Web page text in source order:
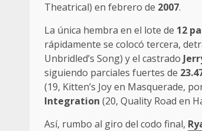
Theatrical) en febrero de 2007.
La única hembra en el lote de 12
rápidamente se colocó tercera,
Unbridled’s Song) y el castrado
siguiendo parciales fuertes de
(19, Kitten’s Joy en Masquerade,
Integration (20, Quality Road en
Así, rumbo al giro del codo final,